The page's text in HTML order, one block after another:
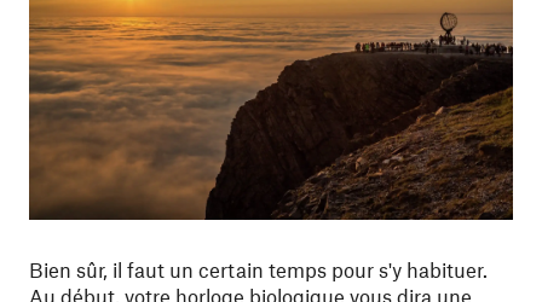
Bien sûr, il faut un certain temps pour s'y habituer.
Au début, votre horloge biologique vous dira une